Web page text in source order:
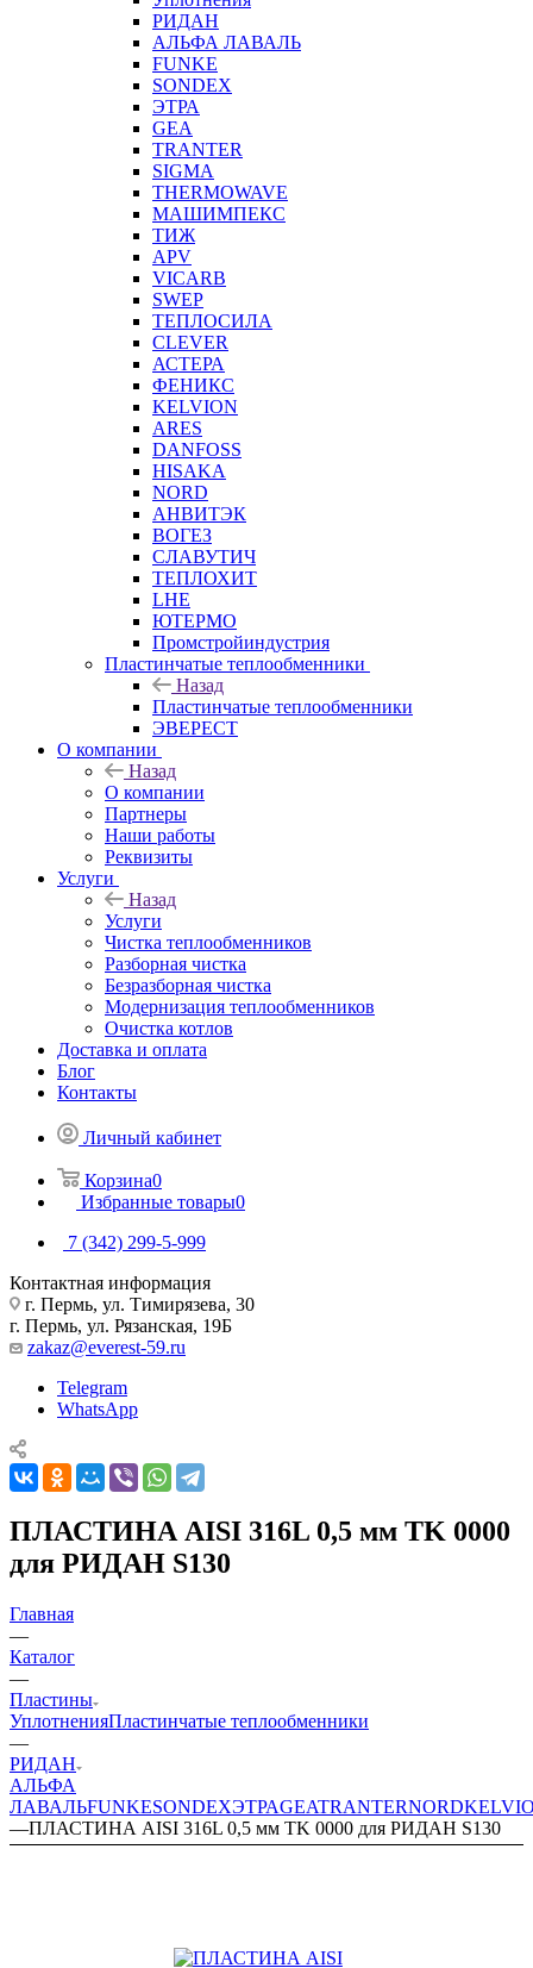
РИДАН
АЛЬФА ЛАВАЛЬ
FUNKE
SONDEX
ЭТРА
GEA
TRANTER
SIGMA
THERMOWAVE
МАШИМПЕКС
ТИЖ
APV
VICARB
SWEP
ТЕПЛОСИЛА
CLEVER
АСТЕРА
ФЕНИКС
KELVION
ARES
DANFOSS
HISAKA
NORD
АНВИТЭК
ВОГЕЗ
СЛАВУТИЧ
ТЕПЛОХИТ
LHE
ЮТЕРМО
Промстройиндустрия
Пластинчатые теплообменники
Назад
Пластинчатые теплообменники
ЭВЕРЕСТ
О компании
Назад
О компании
Партнеры
Наши работы
Реквизиты
Услуги
Назад
Услуги
Чистка теплообменников
Разборная чистка
Безразборная чистка
Модернизация теплообменников
Очистка котлов
Доставка и оплата
Блог
Контакты
Личный кабинет
Корзина0
Избранные товары0
7 (342) 299-5-999
Контактная информация
г. Пермь, ул. Тимирязева, 30
г. Пермь, ул. Рязанская, 19Б
zakaz@everest-59.ru
Telegram
WhatsApp
ПЛАСТИНА AISI 316L 0,5 мм TK 0000
для РИДАН S130
Главная
—
Каталог
—
Пластины
УплотненияПластинчатые теплообменники
—
РИДАН
АЛЬФА
ЛАВАЛЬFUNKESONDEXЭТРАGEATRANTERNORD
—ПЛАСТИНА AISI 316L 0,5 мм TK 0000 для РИДАН S130